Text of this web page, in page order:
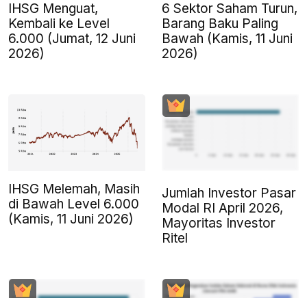
IHSG Menguat,
Kembali ke Level
6.000 (Jumat, 12 Juni
2026)
6 Sektor Saham Turun,
Barang Baku Paling
Bawah (Kamis, 11 Juni
2026)
IHSG Melemah, Masih
di Bawah Level 6.000
(Kamis, 11 Juni 2026)
Jumlah Investor Pasar
Modal RI April 2026,
Mayoritas Investor
Ritel